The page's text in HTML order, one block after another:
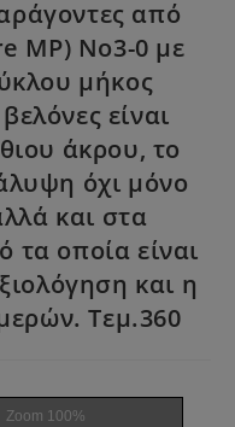
από
MP) Νο3-0 με
μήκος
είναι
άκρου, το
όχι μόνο
και στα
τα οποία είναι
και η
Τεμ.360
Zoom 100%